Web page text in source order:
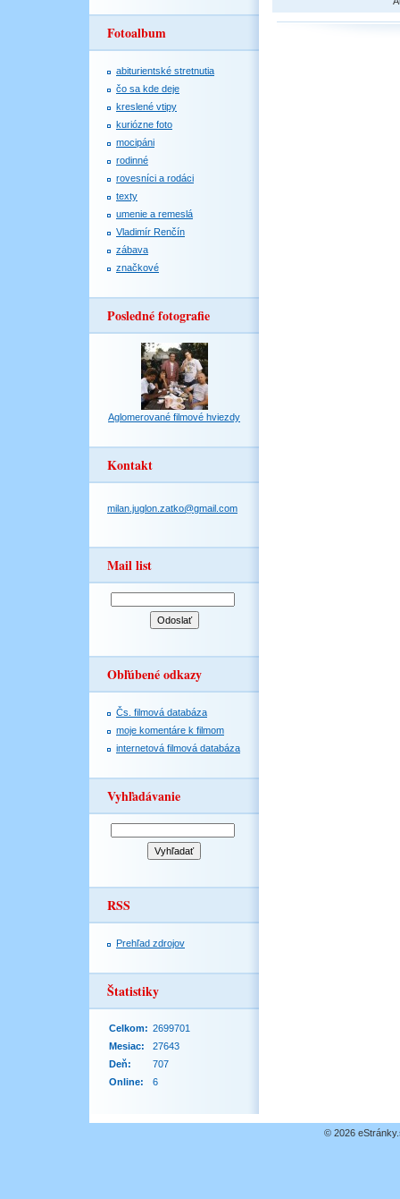
Fotoalbum
abiturientské stretnutia
čo sa kde deje
kreslené vtipy
kuriózne foto
mocipáni
rodinné
rovesníci a rodáci
texty
umenie a remeslá
Vladimír Renčín
zábava
značkové
Posledné fotografie
Aglomerované filmové hviezdy
Kontakt
milan.juglon.zatko@gmail.com
Mail list
Obľúbené odkazy
Čs. filmová databáza
moje komentáre k filmom
internetová filmová databáza
Vyhľadávanie
RSS
Prehľad zdrojov
Štatistiky
Online: 6
Celkom: 2699701
Mesiac:
27643
Deň:
707
© 2026